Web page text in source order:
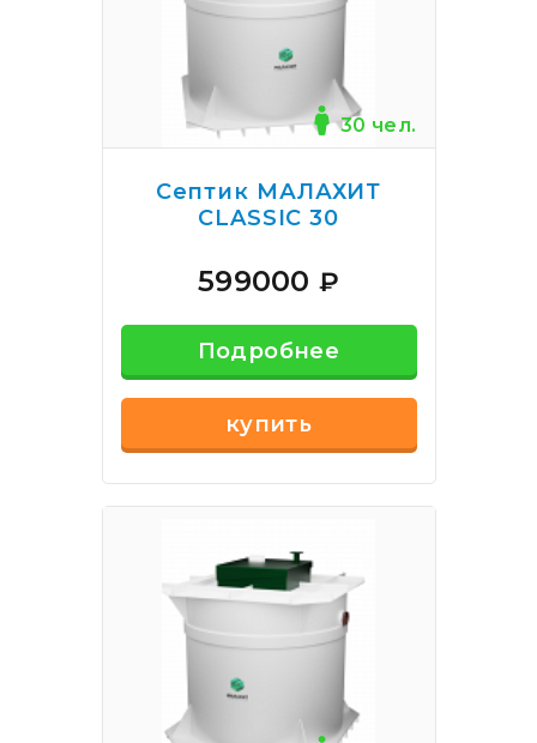
30 чел.
Септик МАЛАХИТ
CLASSIC 30
599000 ₽
Подробнее
купить